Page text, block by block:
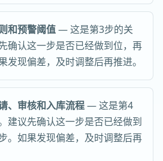
和预警阈值— 这是第3步的关
确认这一步是否已经做到位，再
发现偏差，及时调整后再推进。
、审核和入库流程— 这是第4
建议先确认这一步是否已经做到
。如果发现偏差，及时调整后再